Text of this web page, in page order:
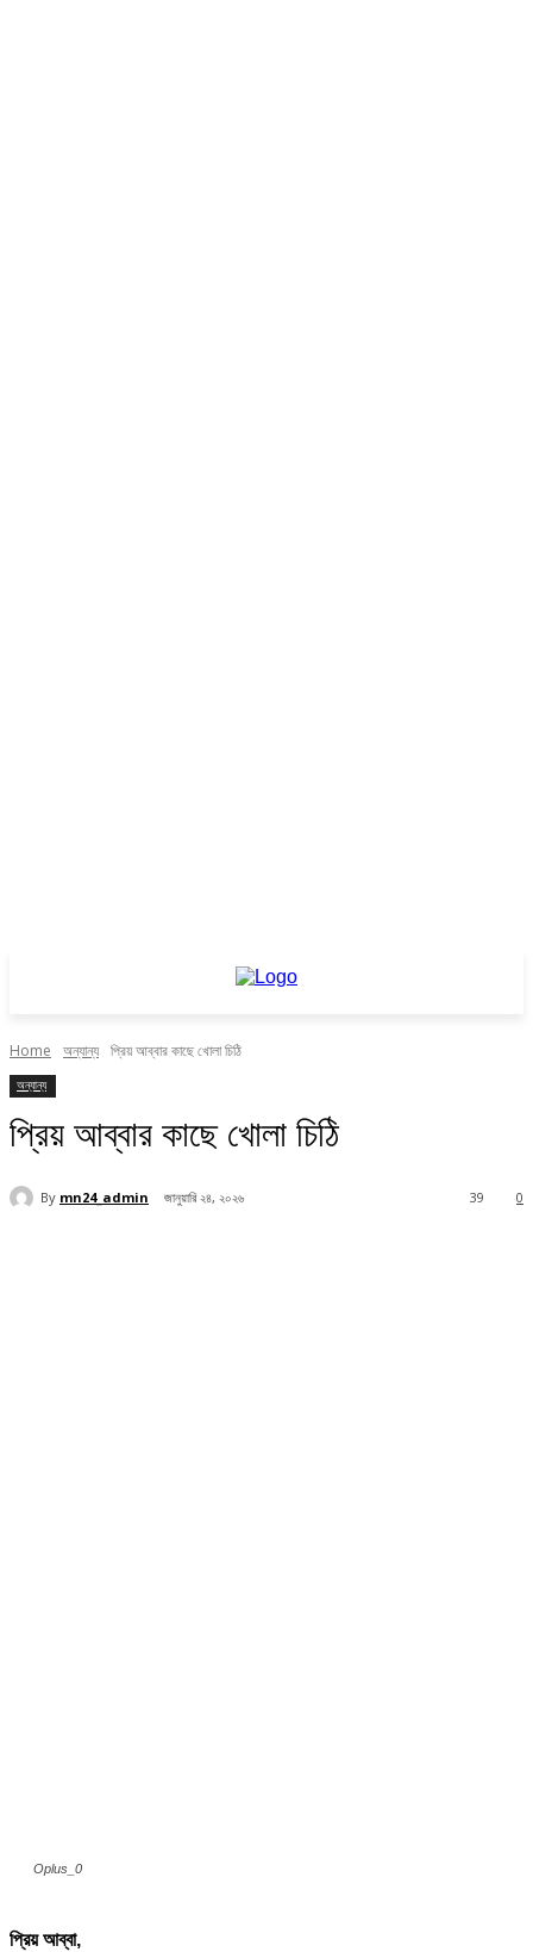
Home অন্যান্য প্রিয় আব্বার কাছে খোলা চিঠি
অন্যান্য
প্রিয় আব্বার কাছে খোলা চিঠি
By mn24_admin জানুয়ারি ২৪, ২০২৬ 0
39
Oplus_0
প্রিয় আব্বা,